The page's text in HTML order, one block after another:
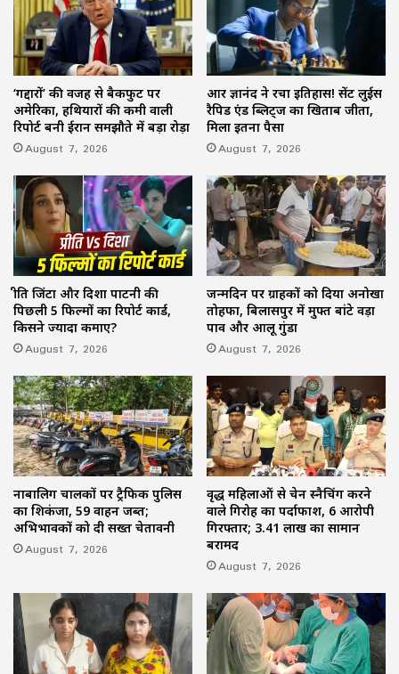
‘गद्दारों’ की वजह से बैकफुट पर
अमेरिका, हथियारों की कमी वाली
रिपोर्ट बनी ईरान समझौते में बड़ा रोड़ा
August 7, 2026
आर प्रज्ञानंद ने रचा इतिहास! सेंट लुईस
रैपिड एंड ब्लिट्ज का खिताब जीता,
मिला इतना पैसा
August 7, 2026
प्रीति जिंटा और दिशा पाटनी की
पिछली 5 फिल्मों का रिपोर्ट कार्ड,
किसने ज्यादा कमाए?
August 7, 2026
जन्मदिन पर ग्राहकों को दिया अनोखा
तोहफा, बिलासपुर में मुफ्त बांटे वड़ा
पाव और आलू गुंडा
August 7, 2026
नाबालिग चालकों पर ट्रैफिक पुलिस
का शिकंजा, 59 वाहन जब्त;
अभिभावकों को दी सख्त चेतावनी
August 7, 2026
वृद्ध महिलाओं से चेन स्नैचिंग करने
वाले गिरोह का पर्दाफाश, 6 आरोपी
गिरफ्तार; 3.41 लाख का सामान
बरामद
August 7, 2026